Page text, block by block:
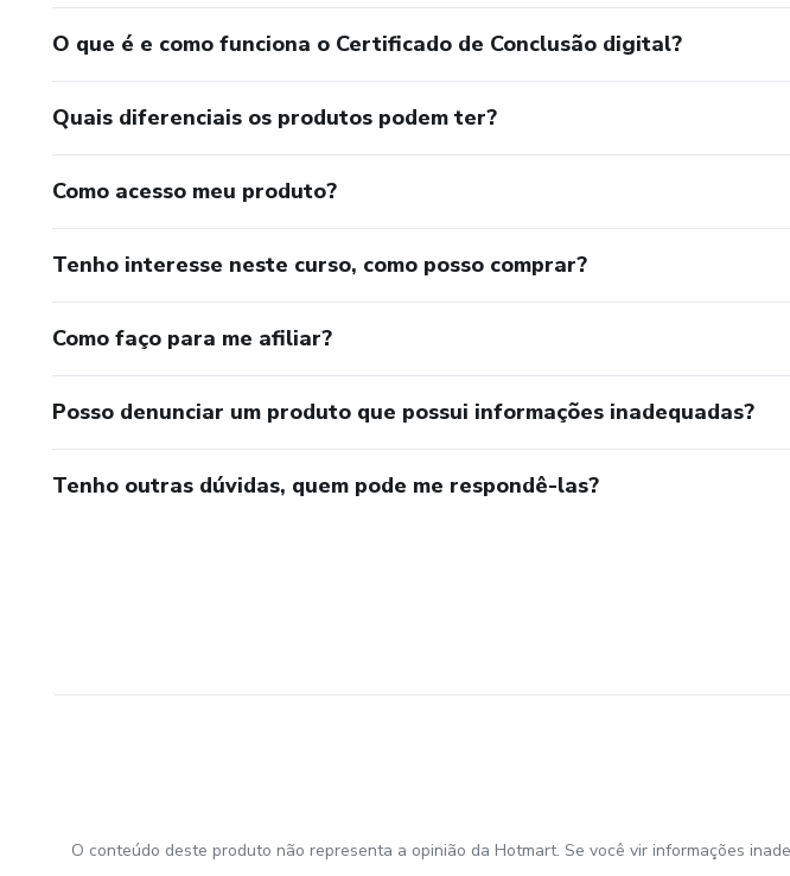
O que é e como funciona o Certificado de Conclusão digital?
Quais diferenciais os produtos podem ter?
Como acesso meu produto?
Tenho interesse neste curso, como posso comprar?
Como faço para me afiliar?
Posso denunciar um produto que possui informações inadequadas?
Tenho outras dúvidas, quem pode me respondê-las?
O conteúdo deste produto não representa a opinião da Hotmart. Se você vir informações